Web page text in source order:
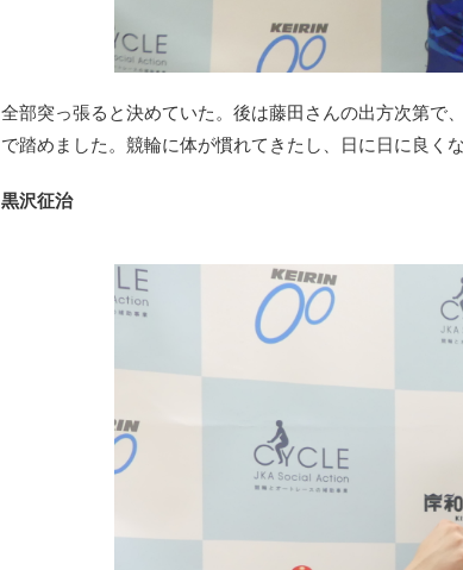
全部突っ張ると決めていた。後は藤田さんの出方次第で
で踏めました。競輪に体が慣れてきたし、日に日に良く
黒沢征治